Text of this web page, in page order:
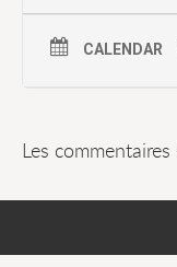
CALENDAR
Les